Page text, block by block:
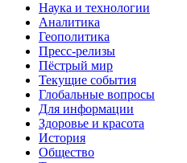
Наука и технологии
Аналитика
Геополитика
Пресс-релизы
Пёстрый мир
Текущие события
Глобальные вопросы
Для информации
Здоровье и красота
История
Общество